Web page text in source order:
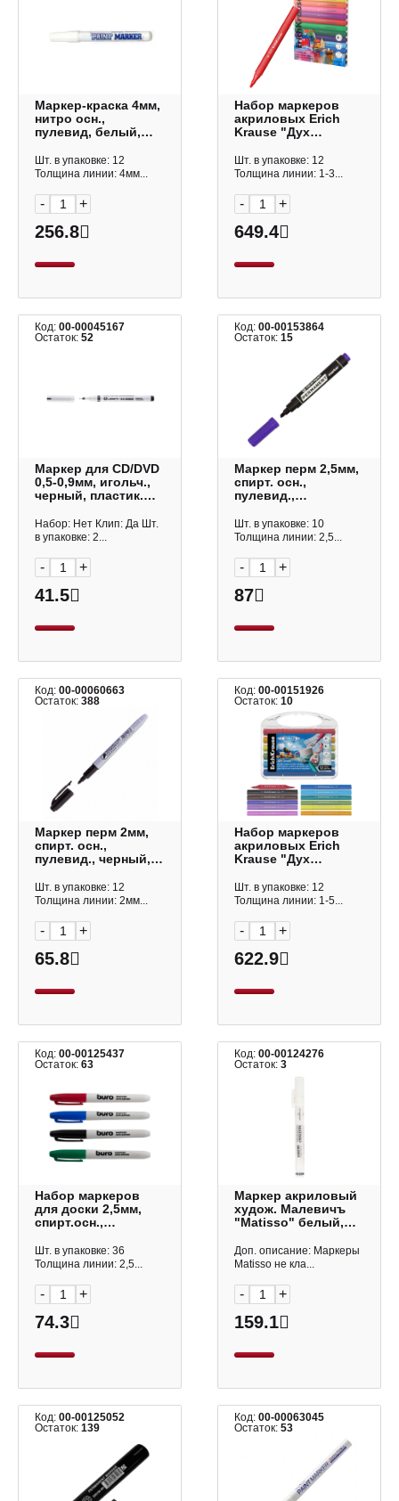
Маркер-краска 4мм,
нитро осн.,
пулевид, белый,
лаковый PM-05
MunHwa
Шт. в упаковке: 12
Толщина линии: 4мм...
- +
256.8
Набор маркеров
акриловых Erich
Krause "Дух
пулевид., ПЭТ-бокс
61839
Шт. в упаковке: 12
Толщина линии: 1-3...
- +
649.4
Код: 00-00045167
Остаток: 52
Маркер для CD/DVD
0,5-0,9мм, игольч.,
черный, пластик.
Набор: Нет Клип: Да Шт.
в упаковке: 2...
- +
41.5
Код:00-00153864
Остаток:15
Маркер перм 2,5мм,
спирт. осн.,
пулевид.,
пластик. корп. 8566
5 8566 0105
Шт. в упаковке: 10
Толщина линии: 2,5...
- +
87
Код: 00-00060663
Остаток: 388
Маркер перм 2мм,
спирт. осн.,
пулевид., черный,
"Multi marker Slim"
P-505 Crown
Шт. в упаковке: 12
Толщина линии: 2мм...
- +
65.8
Код:00-00151926
Остаток:10
Набор маркеров
акриловых Erich
Krause "Дух
двустор., пулев/
кисть, пластик.уп
Шт. в упаковке: 12
Толщина линии: 1-5...
- +
622.9
Код: 00-00125437
Остаток: 63
Набор маркеров
для доски 2,5мм,
спирт.осн.,
4шт 1487363 Buro
Шт. в упаковке: 36
Толщина линии: 2,5...
- +
74.3
Код:00-00124276
Остаток:3
Маркер акриловый
худож. Малевичъ
"Matisso" белый,
скош. 2мм 191000
Доп. описание: Маркеры
Matisso не кла...
- +
159.1
Код: 00-00125052
Остаток: 139
Код:00-00063045
Остаток:53